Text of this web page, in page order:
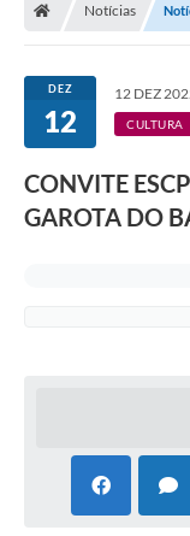
Notícias
DEZ
12
12 DEZ
CULTURA
CONVITE
GAROTA DO